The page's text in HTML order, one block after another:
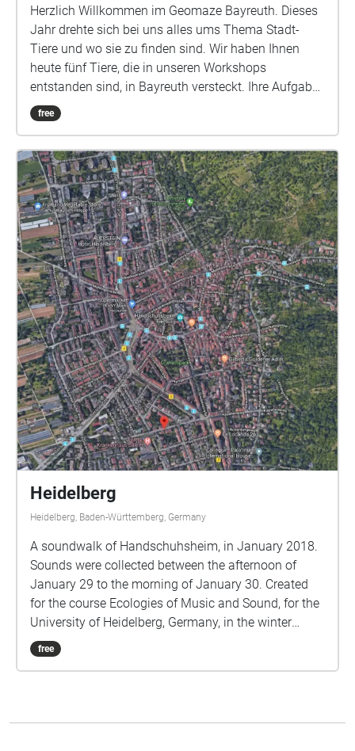
Herzlich Willkommen im Geomaze Bayreuth. Dieses
Jahr drehte sich bei uns alles ums Thema Stadt-
Tiere und wo sie zu finden sind. Wir haben Ihnen
heute fünf Tiere, die in unseren Workshops
entstanden sind, in Bayreuth versteckt. Ihre Aufgabe
ist es diese Tiere und ihre Namen zu entdecken. Der
blaue Punkt auf der Karte stellt Ihre Position dar.
Formen zeigen die Bereiche in denen sich die Tiere
verstecken. Suchen Sie die Bereiche ab, bis sie den
Namen der Tiere hören. Vergessen Sie nicht ihre Ton
laut zu stellen oder Kopfhörer zu benutzen. Wer am
Ende die meisten Tiernamen weiß, gewinnt. Wenn
Sie fertig sind, kommen Sie zurück zum
Herkulesbrunnen. Um spielen zu können müssen sie
mobile Daten aktiviert haben. Alternativ können Sie
den Walk auch über eine Wlan-Verbindung
herunterladen. Viel Erfolg
free
Heidelberg
Heidelberg, Baden-Württemberg, Germany
A soundwalk of Handschuhsheim, in January 2018.
Sounds were collected between the afternoon of
January 29 to the morning of January 30. Created
for the course Ecologies of Music and Sound, for the
University of Heidelberg, Germany, in the winter
semester of 2017/2018.
free